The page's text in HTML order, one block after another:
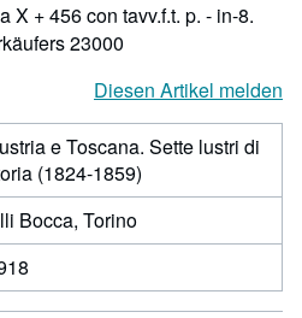
X + 456 con tavv.f.t. p. - in-8.
23000
Diesen Artikel melden
e Toscana. Sette lustri di
(1824-1859)
Bocca, Torino